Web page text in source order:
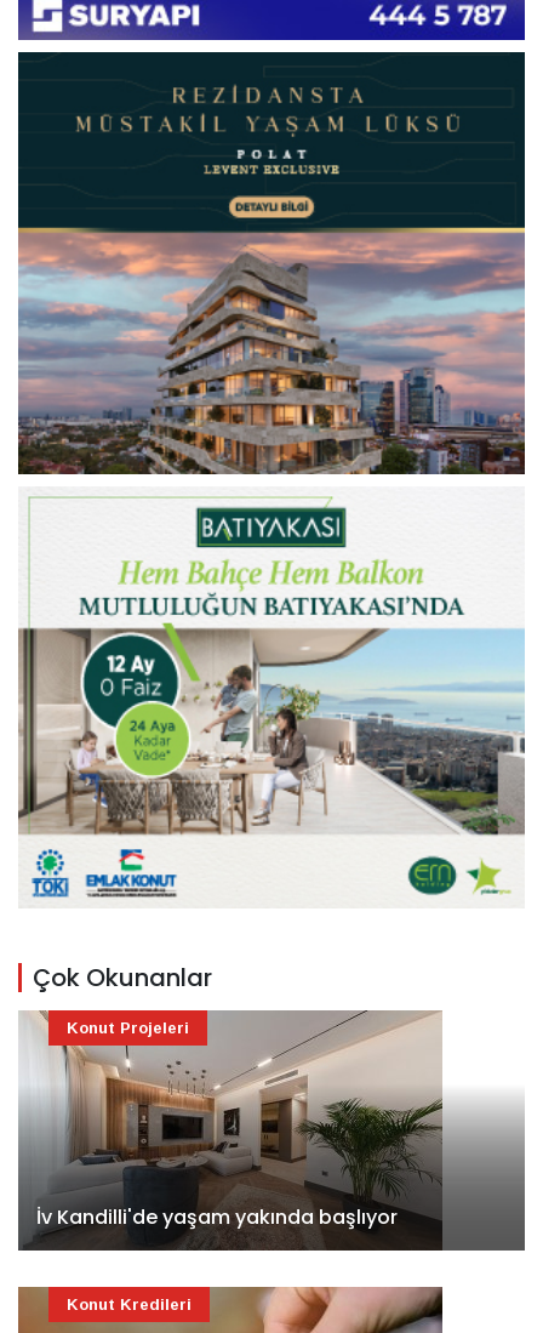
Çok Okunanlar
İv Kandilli'de yaşam yakında başlıyor
Konut Projeleri
Konut Kredileri